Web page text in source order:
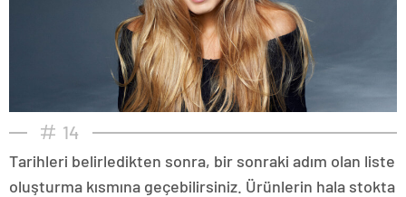
14
Tarihleri belirledikten sonra, bir sonraki adım olan liste
oluşturma kısmına geçebilirsiniz. Ürünlerin hala stokta